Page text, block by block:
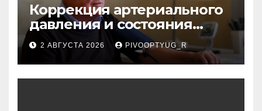
Коррекция артериального
давления и состояния
сосудов в профилактике
инсульта
2 АВГУСТА 2026 PIVOOPTYUG_R